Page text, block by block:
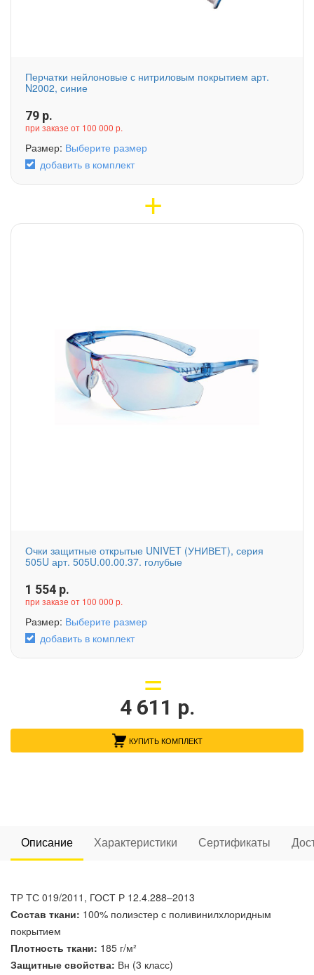
Перчатки нейлоновые с нитриловым покрытием арт.
N2002, синие
79 р.
при заказе от 100 000 р.
Размер: Выберите размер
добавить в комплект
Очки защитные открытые UNIVET (УНИВЕТ), серия
505U арт. 505U.00.00.37. голубые
1 554 р.
при заказе от 100 000 р.
Размер: Выберите размер
добавить в комплект
4 611 р.
КУПИТЬ КОМПЛЕКТ
Описание Характеристики Сертификаты
ТР ТС 019/2011, ГОСТ Р 12.4.288–2013
Состав ткани: 100% полиэстер с поливинилхлоридным
покрытием
Плотность ткани: 185 г/м²
Защитные свойства: Вн (3 класс)